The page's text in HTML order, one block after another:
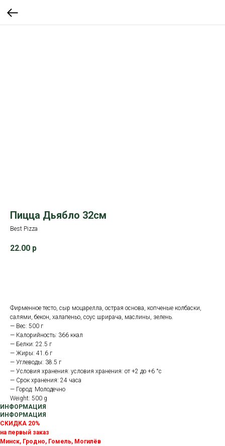
Пицца Дьябло 32см
Best Pizza
22.00 р
Фирменное тесто, сыр моцарелла, острая основа, копченые колбаски,
салями, бекон, халапеньо, соус шрирача, маслины, зелень.
— Вес: 500 г
— Калорийность: 366 ккал
— Белки: 22.5 г
— Жиры: 41.6 г
— Углеводы: 38.5 г
— Условия хранения: условия хранения: от +2 до +6 °с
— Срок хранения: 24 часа
— Город: Молодечно
Weight: 500 g
ИНФОРМАЦИЯ
ИНФОРМАЦИЯ
СКИДКА 20%
на первый заказ
Минск, Гродно, Гомель, Могилёв